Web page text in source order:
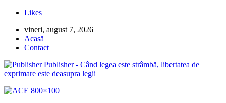
Likes
vineri, august 7, 2026
Acasă
Contact
Publisher - Când legea este strâmbă, libertatea de
exprimare este deasupra legii